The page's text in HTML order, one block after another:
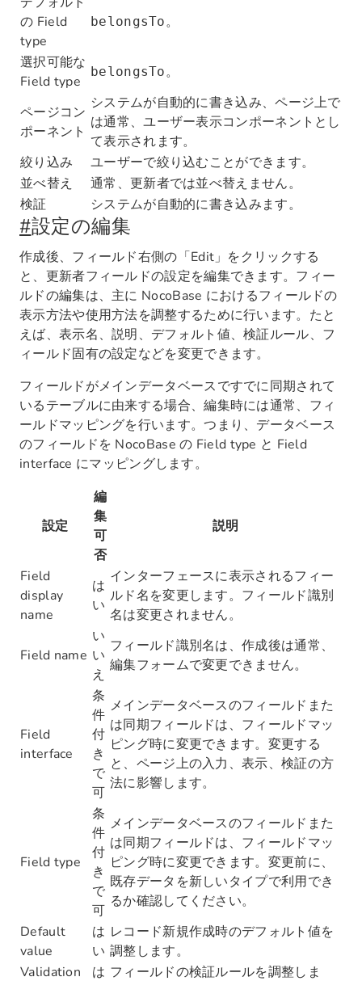
の Field
type
belongsTo。
選択可能な
Field type
belongsTo。
ページコン
ポーネント
システムが自動的に書き込み、ページ上で
は通常、ユーザー表示コンポーネントとし
て表示されます。
絞り込み
ユーザーで絞り込むことができます。
並べ替え
通常、更新者では並べ替えません。
検証
システムが自動的に書き込みます。
#設定の編集
作成後、フィールド右側の「Edit」をクリックする
と、更新者フィールドの設定を編集できます。フィー
ルドの編集は、主に NocoBase におけるフィールドの
表示方法や使用方法を調整するために行います。たと
えば、表示名、説明、デフォルト値、検証ルール、フ
ィールド固有の設定などを変更できます。
フィールドがメインデータベースですでに同期されて
いるテーブルに由来する場合、編集時には通常、フィ
ールドマッピングを行います。つまり、データベース
のフィールドを NocoBase の Field type と Field
interface にマッピングします。
設定
編
集
可
否
説明
Field
display
name
は
い
インターフェースに表示されるフィー
ルド名を変更します。フィールド識別
名は変更されません。
Field name
い
い
え
フィールド識別名は、作成後は通常、
編集フォームで変更できません。
Field
interface
条
件
付
き
で
可
メインデータベースのフィールドまた
は同期フィールドは、フィールドマッ
ピング時に変更できます。変更する
と、ページ上の入力、表示、検証の方
法に影響します。
Field type
条
件
付
き
で
可
メインデータベースのフィールドまた
は同期フィールドは、フィールドマッ
ピング時に変更できます。変更前に、
既存データを新しいタイプで利用でき
るか確認してください。
Default
value
は
い
レコード新規作成時のデフォルト値を
調整します。
Validation
は フィールドの検証ルールを調整しま